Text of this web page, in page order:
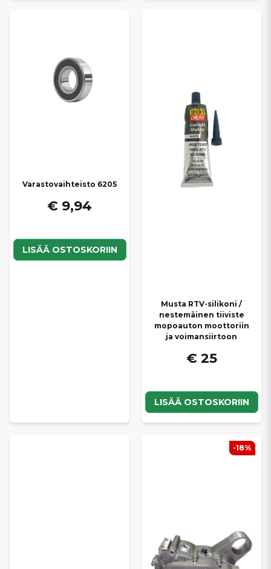
Varastovaihteisto 6205
€ 9,94
LISÄÄ OSTOSKORIIN
Musta RTV-silikoni /
nestemäinen tiiviste
mopoauton moottoriin
ja voimansiirtoon
€ 25
LISÄÄ OSTOSKORIIN
-18%